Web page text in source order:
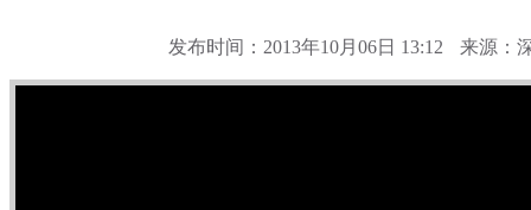
发布时间：2013年10月06日 13:12 来源：